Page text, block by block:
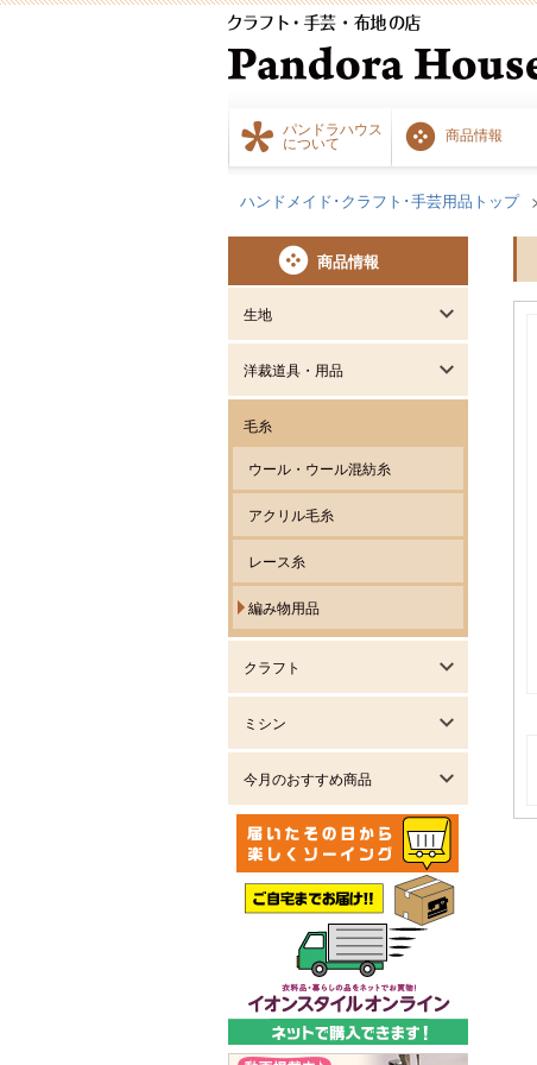
パンドラハウス
について
商品情報
ハンドメイド･クラフト･手芸用品トップ
商品情報
生地
洋裁道具・用品
毛糸
ウール・ウール混紡糸
アクリル毛糸
レース糸
編み物用品
クラフト
ミシン
今月のおすすめ商品